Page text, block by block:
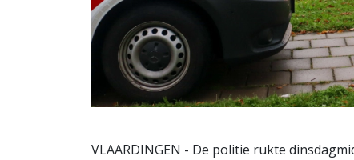
VLAARDINGEN - De politie rukte